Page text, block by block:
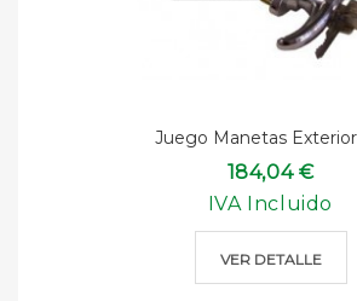
Juego Manetas
184,04 €
IVA Incluido
VER DETALLE